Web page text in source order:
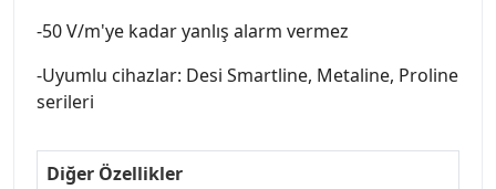
-50 V/m'ye kadar yanlış alarm vermez
-Uyumlu cihazlar: Desi Smartline, Metaline, Proline
serileri
Diğer Özellikler